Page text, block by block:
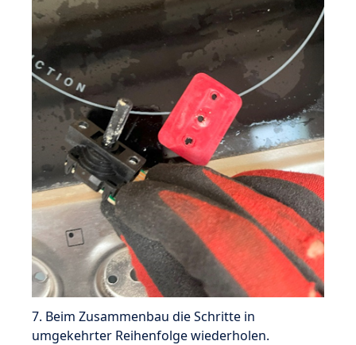
7. Beim Zusammenbau die Schritte in
umgekehrter Reihenfolge wiederholen.